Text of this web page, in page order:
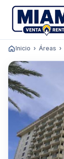
Inicio Áreas